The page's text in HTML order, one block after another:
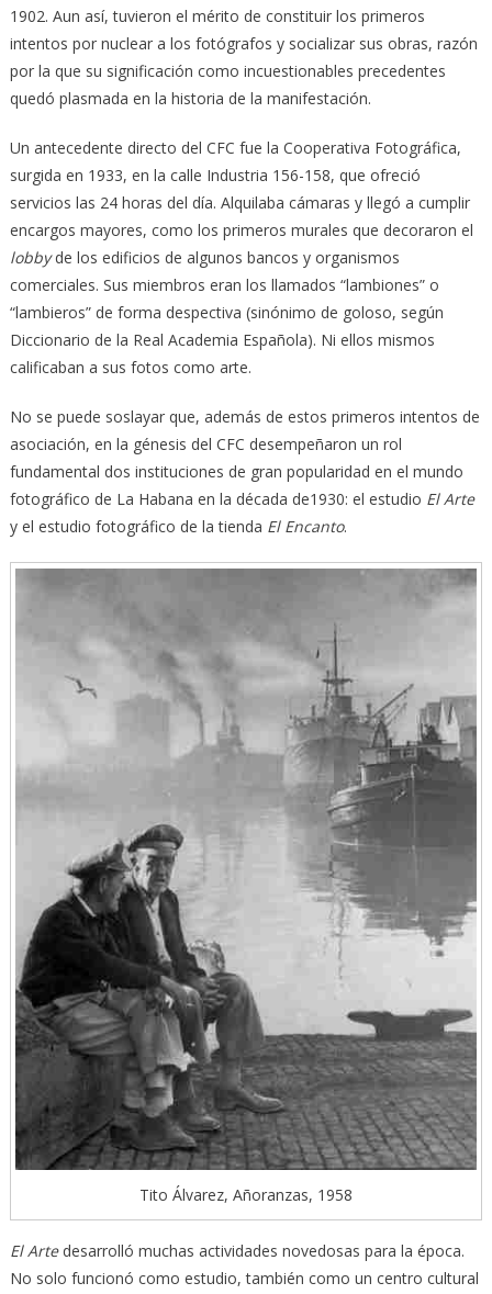
1902. Aun así, tuvieron el mérito de constituir los primeros
intentos por nuclear a los fotógrafos y socializar sus obras, razón
por la que su significación como incuestionables precedentes
quedó plasmada en la historia de la manifestación.
Un antecedente directo del CFC fue la Cooperativa Fotográfica,
surgida en 1933, en la calle Industria 156-158, que ofreció
servicios las 24 horas del día. Alquilaba cámaras y llegó a cumplir
encargos mayores, como los primeros murales que decoraron el
lobbyde los edificios de algunos bancos y organismos
comerciales. Sus miembros eran los llamados “lambiones” o
“lambieros” de forma despectiva (sinónimo de goloso, según
Diccionario de la Real Academia Española). Ni ellos mismos
calificaban a sus fotos como arte.
No se puede soslayar que, además de estos primeros intentos de
asociación, en la génesis del CFC desempeñaron un rol
fundamental dos instituciones de gran popularidad en el mundo
fotográfico de La Habana en la década de1930: el estudio El Arte
y el estudio fotográfico de la tienda El Encanto.
Tito Álvarez, Añoranzas, 1958
El Arte desarrolló muchas actividades novedosas para la época.
No solo funcionó como estudio, también como un centro cultural